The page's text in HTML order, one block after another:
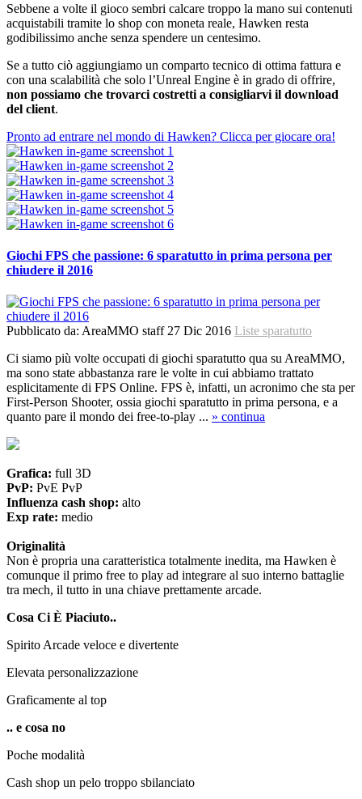
Sebbene a volte il gioco sembri calcare troppo la mano sui contenuti
acquistabili tramite lo shop con moneta reale, Hawken resta
godibilissimo anche senza spendere un centesimo.
Se a tutto ciò aggiungiamo un comparto tecnico di ottima fattura e
con una scalabilità che solo l’Unreal Engine è in grado di offrire,
non possiamo che trovarci costretti a consigliarvi il download
del client.
Pronto ad entrare nel mondo di Hawken? Clicca per giocare ora!
Giochi FPS che passione: 6 sparatutto in prima persona per
chiudere il 2016
Pubblicato da: AreaMMO staff 27 Dic 2016 Liste sparatutto
Ci siamo più volte occupati di giochi sparatutto qua su AreaMMO,
ma sono state abbastanza rare le volte in cui abbiamo trattato
esplicitamente di FPS Online. FPS è, infatti, un acronimo che sta per
First-Person Shooter, ossia giochi sparatutto in prima persona, e a
quanto pare il mondo dei free-to-play ... » continua
Grafica: full 3D
PvP: PvE PvP
Influenza cash shop: alto
Exp rate: medio
Originalità
Non è propria una caratteristica totalmente inedita, ma Hawken è
comunque il primo free to play ad integrare al suo interno battaglie
tra mech, il tutto in una chiave prettamente arcade.
Cosa Ci È Piaciuto..
Spirito Arcade veloce e divertente
Elevata personalizzazione
Graficamente al top
.. e cosa no
Poche modalità
Cash shop un pelo troppo sbilanciato